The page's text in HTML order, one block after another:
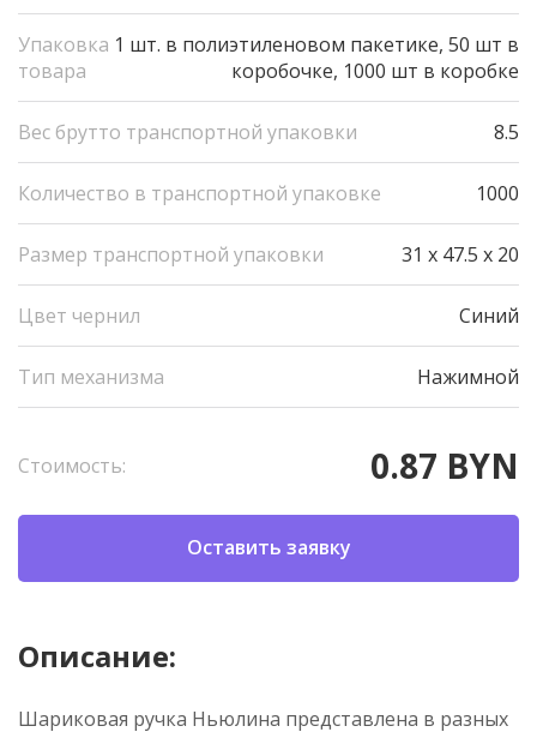
Упаковка
товара
1 шт. в полиэтиленовом пакетике, 50 шт в
коробочке, 1000 шт в коробке
Вес брутто транспортной упаковки 8.5
Количество в транспортной упаковке 1000
Размер транспортной упаковки 31 x 47.5 x 20
Цвет чернил Синий
Тип механизма Нажимной
Стоимость: 0.87 BYN
Оставить заявку
Описание:
Шариковая ручка Ньюлина представлена в разных